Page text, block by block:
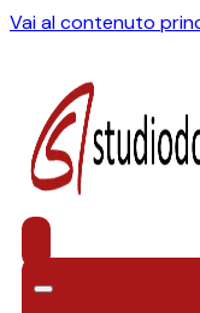
Vai al contenuto